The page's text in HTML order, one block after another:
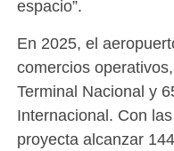
espacio”.
En 2025, el
comercios
Terminal Nacional y
Internacional. Con
proyecta alcanzar